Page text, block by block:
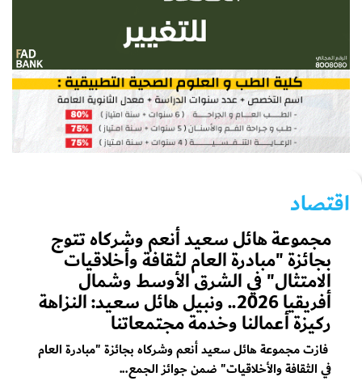
اقتصاد
مجموعة هائل سعيد أنعم وشركاه تتوج
بجائزة "مبادرة العام لثقافة وأخلاقيات
الامتثال" في الشرق الأوسط وشمال
أفريقيا 2026.. ونبيل هائل سعيد: النزاهة
ركيزة أعمالنا وخدمة مجتمعاتنا
فازت مجموعة هائل سعيد أنعم وشركاه بجائزة "مبادرة العام
في الثقافة والأخلاقيات" ضمن جوائز الجمع...